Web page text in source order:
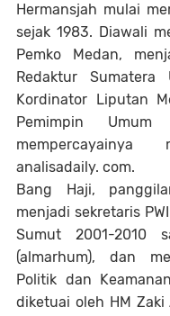
Hermansjah mulai
sejak 1983. Diawali
Pemko Medan,
Redaktur Sumatera
Kordinator Liputan
Pemimpin
analisadaily. com.
Bang Haji,
menjadi sekretaris
Sumut 2001-2010
(almarhum), dan
Politik dan
diketuai oleh HM